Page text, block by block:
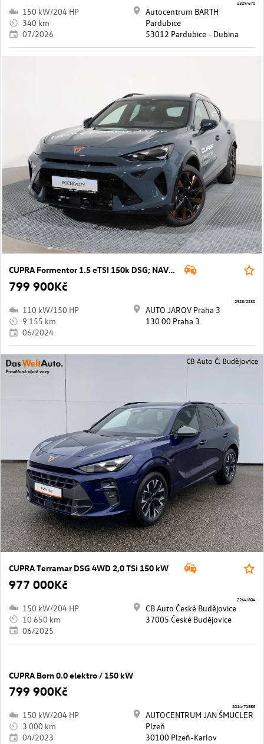
150 kW/204 HP
340 km
07/2026
Autocentrum BARTH
Pardubice
53012 Pardubice - Dubina
2329/670
CUPRA Formentor 1.5 eTSI 150k DSG; NAVI, SOUND SYSTEM
799 900Kč
110 kW/150 HP
9 155 km
06/2024
AUTO JAROV Praha 3
130 00 Praha 3
2923/2230
CUPRA Terramar DSG 4WD 2,0 TSi 150 kW
977 000Kč
150 kW/204 HP
10 650 km
06/2025
CB Auto České Budějovice
37005 České Budějovice
2264/804
CUPRA Born 0.0 elektro / 150 kW
799 900Kč
150 kW/204 HP
3 000 km
04/2023
AUTOCENTRUM JAN ŠMUCLER
Plzeň
30100 Plzeň-Karlov
2014/71885